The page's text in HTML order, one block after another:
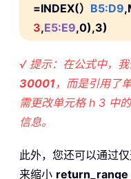
=INDEX(） B5:D9
3,E5:E9,0),3)
√ 提示：在公式中，
30001 ，而是引用了
需更改单元格 h 3 中
信息。
此外，您还可以通过
来缩小 return_range